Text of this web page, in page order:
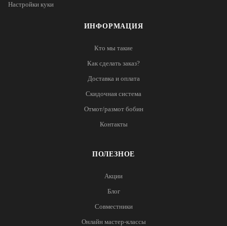
ИНФОРМАЦИЯ
Кто мы такие
Как сделать заказ?
Доставка и оплата
Скидочная система
Отмот/размот бобин
Контакты
ПОЛЕЗНОЕ
Акции
Блог
Совместники
Онлайн мастер-классы
Настройки куки